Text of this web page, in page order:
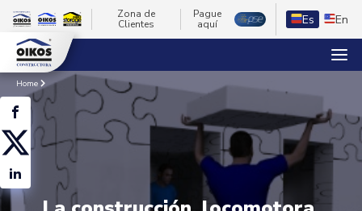
Zona de
Clientes
Pague
aquí
Es En
Home